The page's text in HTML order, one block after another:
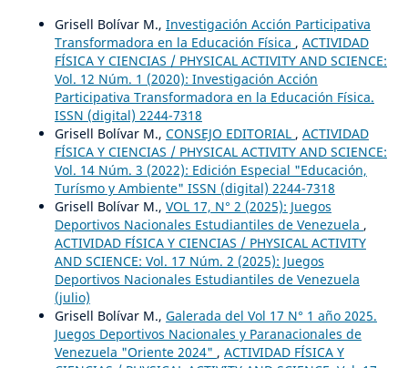
Grisell Bolívar M., Investigación Acción Participativa
Transformadora en la Educación Física , ACTIVIDAD
FÍSICA Y CIENCIAS / PHYSICAL ACTIVITY AND SCIENCE:
Vol. 12 Núm. 1 (2020): Investigación Acción
Participativa Transformadora en la Educación Física.
ISSN (digital) 2244-7318
Grisell Bolívar M., CONSEJO EDITORIAL , ACTIVIDAD
FÍSICA Y CIENCIAS / PHYSICAL ACTIVITY AND SCIENCE:
Vol. 14 Núm. 3 (2022): Edición Especial "Educación,
Turísmo y Ambiente" ISSN (digital) 2244-7318
Grisell Bolívar M., VOL 17, N° 2 (2025): Juegos
Deportivos Nacionales Estudiantiles de Venezuela ,
ACTIVIDAD FÍSICA Y CIENCIAS / PHYSICAL ACTIVITY
AND SCIENCE: Vol. 17 Núm. 2 (2025): Juegos
Deportivos Nacionales Estudiantiles de Venezuela
(julio)
Grisell Bolívar M., Galerada del Vol 17 N° 1 año 2025.
Juegos Deportivos Nacionales y Paranacionales de
Venezuela "Oriente 2024" , ACTIVIDAD FÍSICA Y